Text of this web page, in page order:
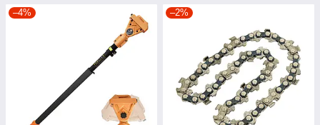
–4% –2%